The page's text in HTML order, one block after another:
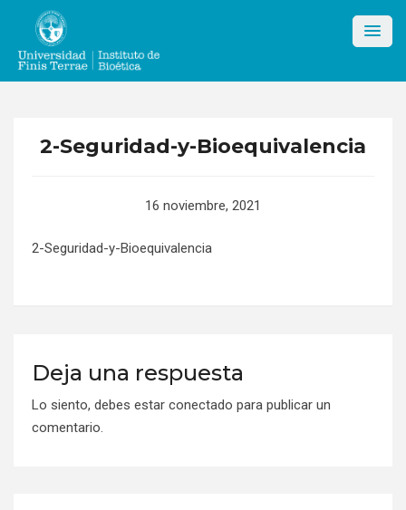
content
2-Seguridad-y-Bioequivalencia
16 noviembre, 2021
2-Seguridad-y-Bioequivalencia
Deja una respuesta
Lo siento, debes estar conectado para publicar un
comentario.